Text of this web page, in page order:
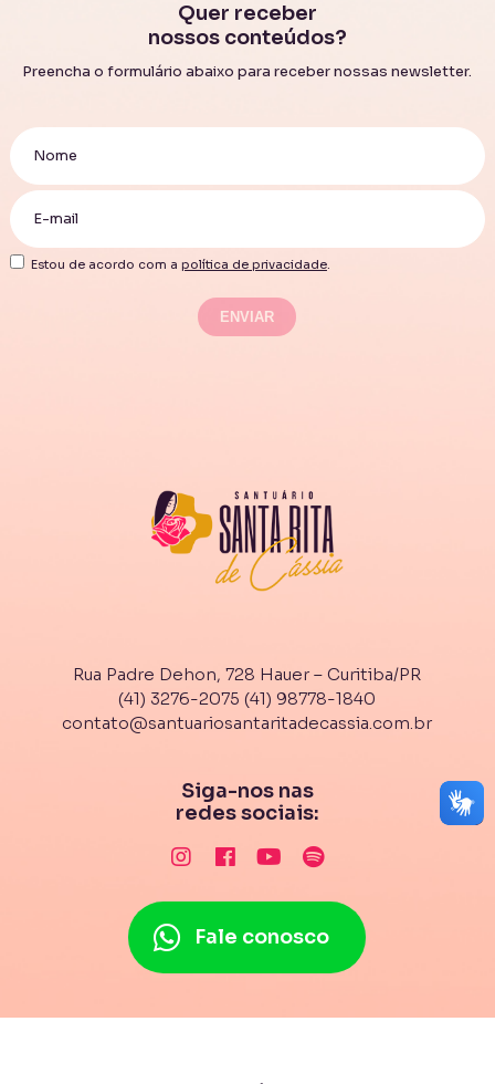
Quer receber
nossos conteúdos?
Preencha o formulário abaixo para receber nossas newsletter.
Estou de acordo com a política de privacidade.
Rua Padre Dehon, 728 Hauer – Curitiba/PR
(41) 3276-2075 (41) 98778-1840
contato@santuariosantaritadecassia.com.br
Siga-nos nas
redes sociais:
Fale conosco